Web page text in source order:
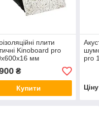
плити
Kinoboard pro
мм
₴
Купити
pro